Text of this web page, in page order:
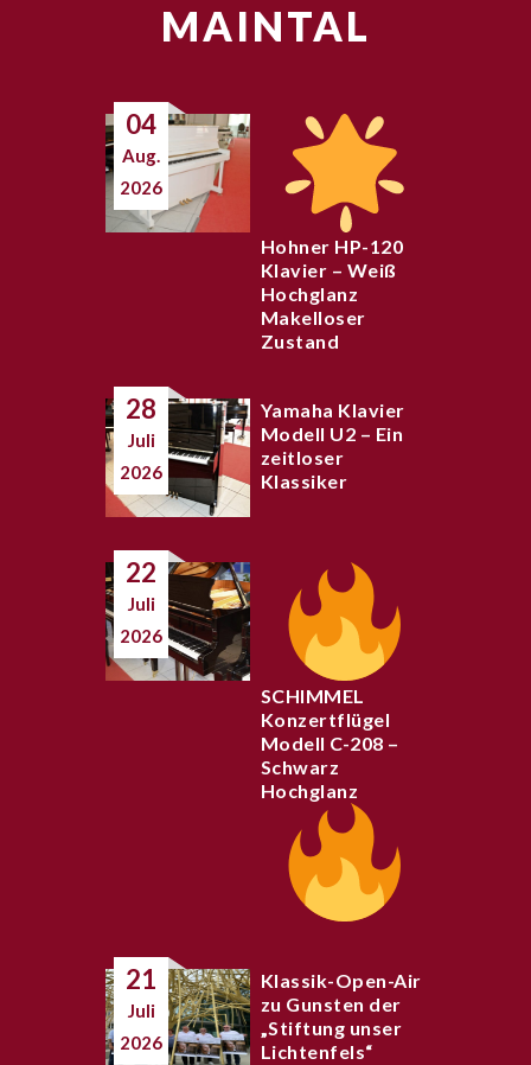
MAINTAL
04
Aug.
2026
Hohner HP-120
Klavier – Weiß
Hochglanz
Makelloser
Zustand
28
Juli
2026
Yamaha Klavier
Modell U2 – Ein
zeitloser
Klassiker
22
Juli
2026
SCHIMMEL
Konzertflügel
Modell C-208 –
Schwarz
Hochglanz
21
Juli
2026
Klassik-Open-Air
zu Gunsten der
„Stiftung unser
Lichtenfels“